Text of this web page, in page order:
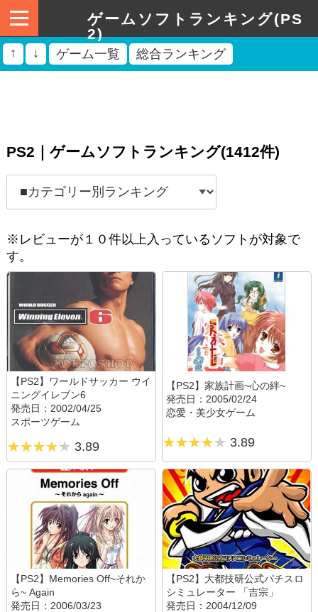
ゲームソフトランキング(PS
2)
↑ ↓ ゲーム一覧 総合ランキング
PS2｜ゲームソフトランキング(1412件)
※レビューが１０件以上入っているソフトが対象で
す。
【PS2】ワールドサッカー ウイ
ニングイレブン6
発売日：2002/04/25
スポーツゲーム
3.89
【PS2】家族計画~心の絆~
発売日：2005/02/24
恋愛・美少女ゲーム
3.89
【PS2】Memories Off~それか
ら~ Again
発売日：2006/03/23
【PS2】大都技研公式パチスロ
シミュレーター 「吉宗」
発売日：2004/12/09